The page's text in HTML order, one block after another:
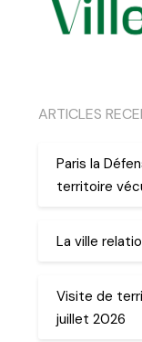
ARTICLES
Paris la
territoire
La ville
Visite de
juillet 2026